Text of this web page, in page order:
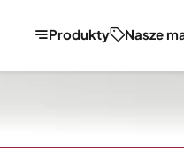
Produkty Nasze